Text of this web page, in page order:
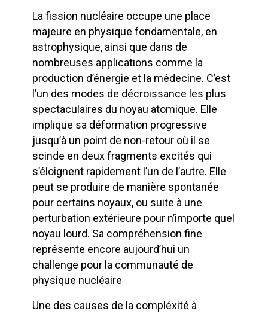
La fission nucléaire occupe une place
majeure en physique fondamentale, en
astrophysique, ainsi que dans de
nombreuses applications comme la
production d’énergie et la médecine. C’est
l’un des modes de décroissance les plus
spectaculaires du noyau atomique. Elle
implique sa déformation progressive
jusqu’à un point de non-retour où il se
scinde en deux fragments excités qui
s’éloignent rapidement l’un de l’autre. Elle
peut se produire de manière spontanée
pour certains noyaux, ou suite à une
perturbation extérieure pour n’importe quel
noyau lourd. Sa compréhension fine
représente encore aujourd’hui un
challenge pour la communauté de
physique nucléaire
Une des causes de la compléxité à